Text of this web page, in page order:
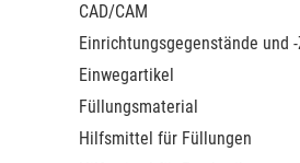
CAD/CAM
Einrichtungsgegenstände und
Einwegartikel
Füllungsmaterial
Hilfsmittel für Füllungen